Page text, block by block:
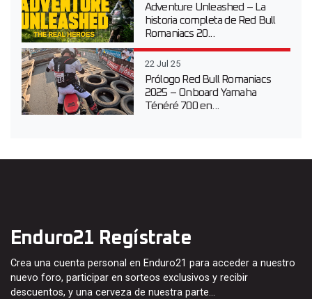
Adventure Unleashed – La
historia completa de Red Bull
Romaniacs 20...
22 Jul 25
Prólogo Red Bull Romaniacs
2025 – Onboard Yamaha
Ténéré 700 en...
Enduro21 Regístrate
Crea una cuenta personal en Enduro21 para acceder a nuestro
nuevo foro, participar en sorteos exclusivos y recibir
descuentos, y una cerveza de nuestra parte…